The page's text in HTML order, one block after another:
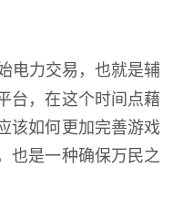
电力交易，也就是辅
台，在这个时间点藉
该如何更加完善游戏
也是一种确保万民之